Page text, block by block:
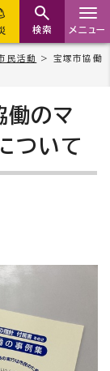
検索 メニュー
民活動
> 宝塚市協働
働のマ
ついて